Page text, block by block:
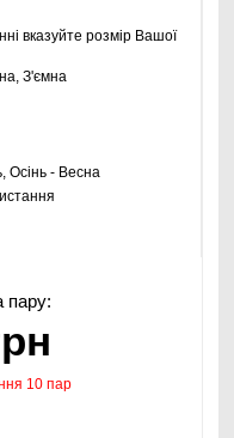
вказуйте розмір Вашої
З'ємна
Осінь - Весна
пару:
10 пар